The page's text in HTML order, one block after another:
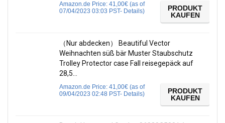
Amazon.de Price: 41,00€ (as of
07/04/2023 03:03 PST- Details)
PRODUKT
KAUFEN
（Nur abdecken） Beautiful Vector
Weihnachten süß bär Muster Staubschutz
Trolley Protector case Fall reisegepäck auf
28,5…
Amazon.de Price: 41,00€ (as of
09/04/2023 02:48 PST- Details)
PRODUKT
KAUFEN